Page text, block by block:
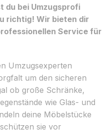
du bei Umzugsprofi
richtig! Wir bieten dir
Service für
Umzugsexperten
um den sicheren
ob große Schränke,
wie Glas- und
deine Möbelstücke
sie vor